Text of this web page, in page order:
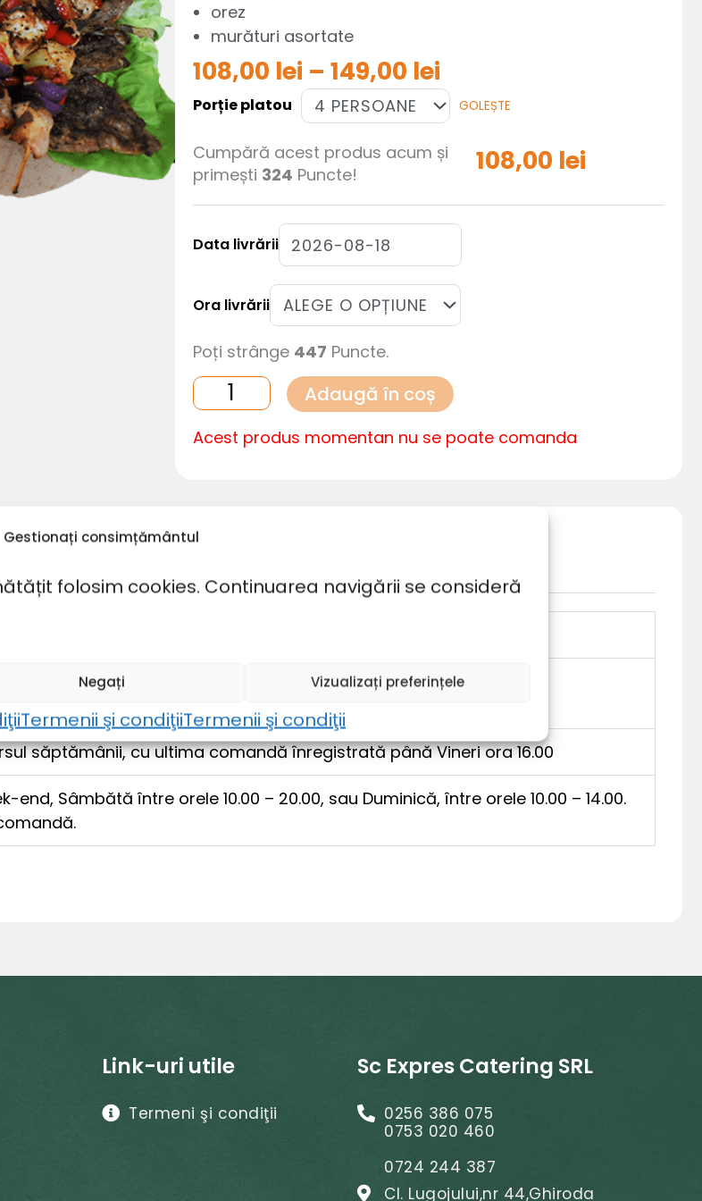
Gestionați consimțământul
folosim cookies. Continuarea navigării se consideră
Negați Vizualizați preferințele
Termenii şi condiţiiTermenii şi condiţii
orez
murături asortate
108,00 lei – 149,00 leiInterval
de
prețuri:
108,00 lei
până
la
149,00 lei
Porție platou GOLEȘTE
Cumpără acest produs acum și
primești 324 Puncte! 108,00 lei
Data livrării
Ora livrării
Poți strânge 447 Puncte.
Platou
Adaugă în coș
Acest produs momentan nu se poate comanda
săptămânii, cu ultima comandă înregistrată până Vineri ora 16.00
Sâmbătă între orele 10.00 – 20.00, sau Duminică, între orele 10.00 – 14.00.
Link-uri utile
Termeni şi condiţii
Sc Expres Catering SRL
0256 386 075
0753 020 460
0724 244 387
Cl. Lugojului,nr 44,Ghiroda